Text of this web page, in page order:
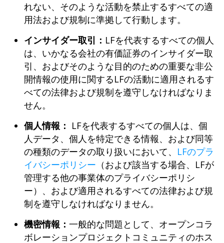
れない、そのような活動を禁止するすべての適
用法および規制に準拠して行動します。
インサイダー取引： LFを代表するすべての個人
は、いかなる会社の有価証券のインサイダー取
引、およびそのような目的のための重要な非公
開情報の使用に関するLFの活動に適用されるす
べての法律および規制を遵守しなければなりま
せん。
個人情報： LFを代表するすべての個人は、個
人データ、個人を特定できる情報、および同等
の種類のデータの取り扱いにおいて、 LFのプラ
イバシーポリシー （および該当する場合、LFが
管理する他の事業体のプライバシーポリシ
ー）、および適用されるすべての法律および規
制を遵守しなければなりません。
機密情報： 一般的な問題として、オープンコラ
ボレーションプロジェクトコミュニティのホス